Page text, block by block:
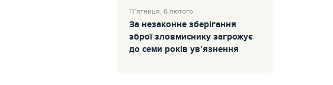
П’ятниця, 6 лютого
За незаконне зберігання
зброї зловмиснику загрожує
до семи років ув’язнення